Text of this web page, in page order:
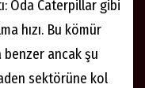
Oda Caterpillar gibi
hızı. Bu kömür
benzer ancak şu
sektörüne kol